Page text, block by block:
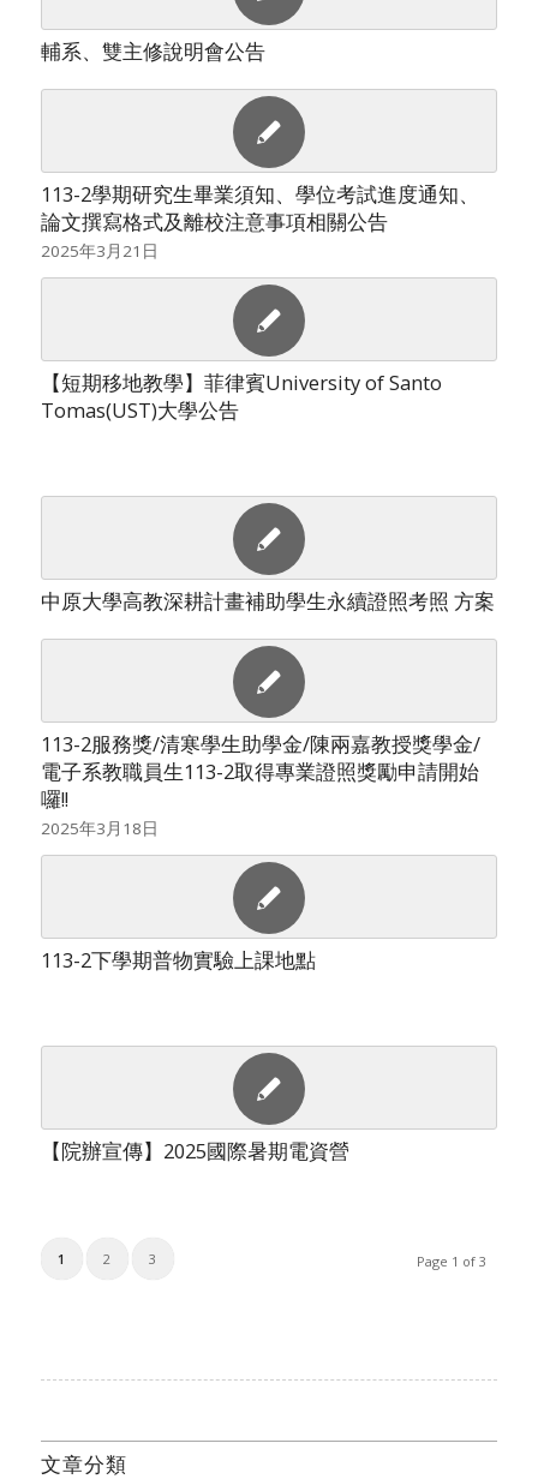
輔系、雙主修說明會公告
113-2學期研究生畢業須知、學位考試進度通知、
論文撰寫格式及離校注意事項相關公告
2025年3月21日
【短期移地教學】菲律賓University of Santo
Tomas(UST)大學公告
中原大學高教深耕計畫補助學生永續證照考照 方案
113-2服務獎/清寒學生助學金/陳兩嘉教授獎學金/
電子系教職員生113-2取得專業證照獎勵申請開始
囉!!
2025年3月18日
113-2下學期普物實驗上課地點
【院辦宣傳】2025國際暑期電資營
Page 1 of 3
1 2 3
文章分類